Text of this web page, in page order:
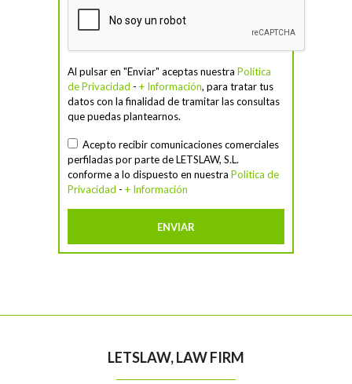
Al pulsar en "Enviar" aceptas nuestra Política
de Privacidad - + Información, para tratar tus
datos con la finalidad de tramitar las consultas
que puedas plantearnos.
Acepto recibir comunicaciones comerciales
perfiladas por parte de LETSLAW, S.L.
conforme a lo dispuesto en nuestra Política de
Privacidad - + Información
LETSLAW, LAW FIRM